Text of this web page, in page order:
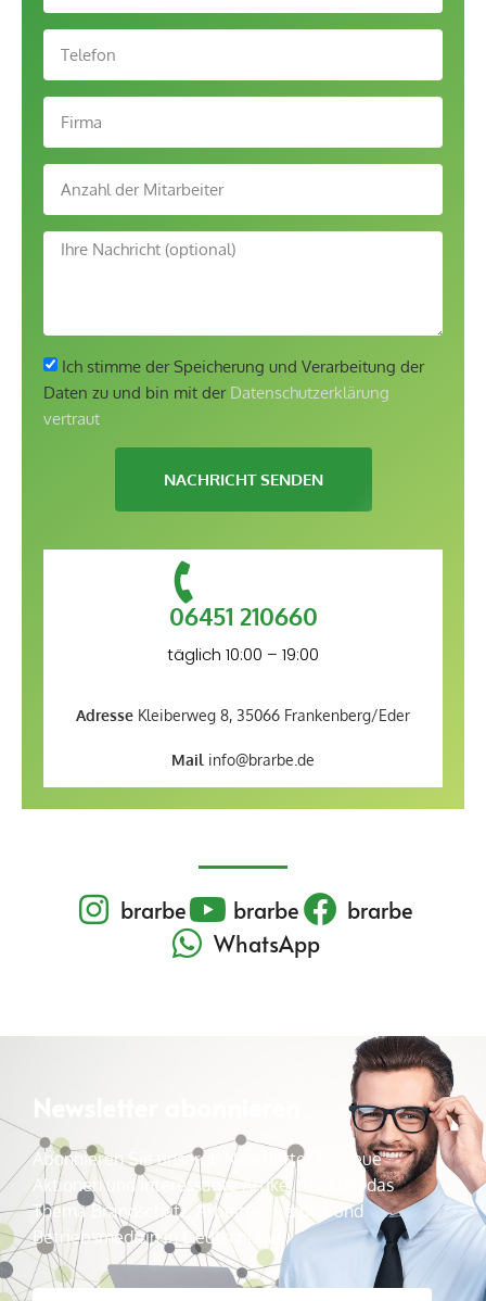
Ich stimme der Speicherung und Verarbeitung der
Daten zu und bin mit der Datenschutzerklärung
vertraut
NACHRICHT SENDEN
06451 210660
täglich 10:00 – 19:00
Adresse Kleiberweg 8, 35066 Frankenberg/Eder
Mail info@brarbe.de
brarbe brarbe
brarbe
WhatsApp
Abonnieren Sie unseren Newsletter für neue
Aktionen und interessante Artikel rund um das
Thema Brandschutz, Arbeitssicherheit und
Betriebsmedizin in Deutschland.